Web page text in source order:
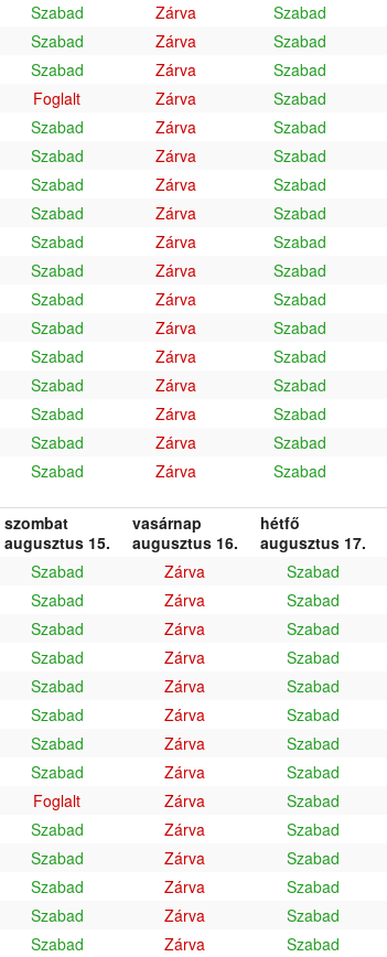
Szabad Zárva Szabad
Szabad Zárva Szabad
Szabad Zárva Szabad
Foglalt Zárva Szabad
Szabad Zárva Szabad
Szabad Zárva Szabad
Szabad Zárva Szabad
Szabad Zárva Szabad
Szabad Zárva Szabad
Szabad Zárva Szabad
Szabad Zárva Szabad
Szabad Zárva Szabad
Szabad Zárva Szabad
Szabad Zárva Szabad
Szabad Zárva Szabad
Szabad Zárva Szabad
Szabad Zárva Szabad
szombat
augusztus 15.
vasárnap
augusztus 16.
hétfő
augusztus 17.
Szabad Zárva Szabad
Szabad Zárva Szabad
Szabad Zárva Szabad
Szabad Zárva Szabad
Szabad Zárva Szabad
Szabad Zárva Szabad
Szabad Zárva Szabad
Szabad Zárva Szabad
Foglalt Zárva Szabad
Szabad Zárva Szabad
Szabad Zárva Szabad
Szabad Zárva Szabad
Szabad Zárva Szabad
Szabad Zárva Szabad